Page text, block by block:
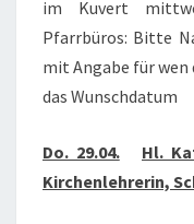
im Kuvert
Pfarrbüros: Bitte
mit Angabe für wen
das Wunschdatum
Do. 29.04.
Hl.
Kirchenlehrerin,